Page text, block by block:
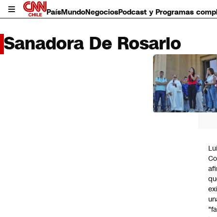
PaísMundoNegociosPodcast y Programas
Sanadora De Rosario
LO
LEÍDO